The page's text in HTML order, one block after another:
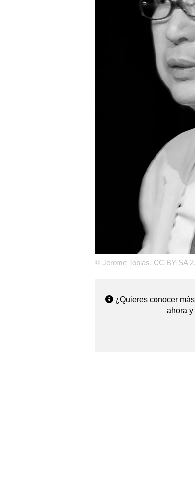
© Jerome Tobias, CC BY-SA
¿Quieres conocer
ahora y